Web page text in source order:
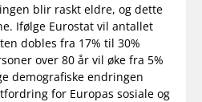
blir raskt eldre, og dette
Ifølge Eurostat vil antallet
dobles fra 17% til 30%
over 80 år vil øke fra 5%
demografiske endringen
for Europas sosiale og